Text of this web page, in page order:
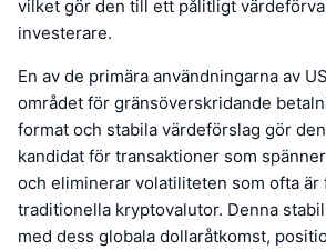
vilket gör den till ett pålitligt
investerare.
En av de primära användningarna av
området för gränsöverskridande
format och stabila värdeförslag gör
kandidat för transaktioner som
och eliminerar volatiliteten som ofta är
traditionella kryptovalutor. Denna
med dess globala dollaråtkomst,